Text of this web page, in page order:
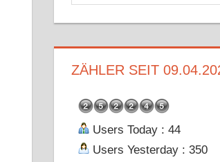
nach:
ZÄHLER SEIT
Users Today : 44
Users Yesterday : 350